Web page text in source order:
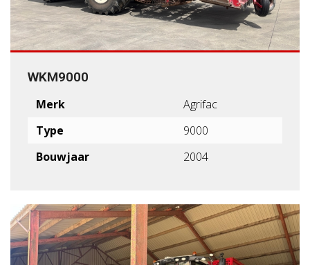
WKM9000
Merk
Agrifac
Type
9000
Bouwjaar
2004